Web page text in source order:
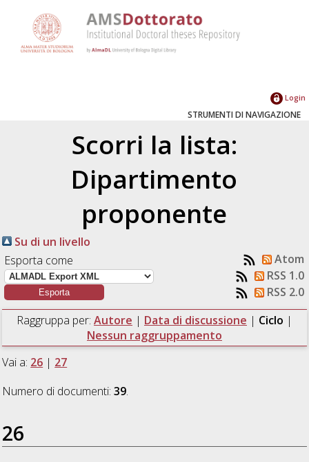
Login
STRUMENTI DI NAVIGAZIONE
Scorri la lista:
Dipartimento
proponente
Su di un livello
Esporta come
Atom
RSS 1.0
RSS 2.0
Raggruppa per: Autore | Data di discussione | Ciclo |
Nessun raggruppamento
Vai a: 26 | 27
Numero di documenti:39.
26